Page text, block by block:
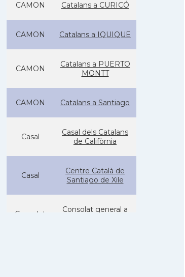
CAMON Catalans a CURICÓ
CAMON Catalans a IQUIQUE
CAMON
Catalans a PUERTO
MONTT
CAMON Catalans a Santiago
Casal
Casal dels Catalans
de Califòrnia
Casal
Centre Català de
Santiago de Xile
Consolat
Consolat general a